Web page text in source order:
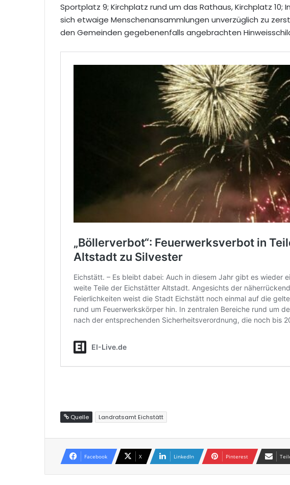
Sportplatz 9; Kirchplatz rund um das Rathaus, Kirchplatz
sich etwaige Menschenansammlungen unverzüglich zu
den Gemeinden gegebenenfalls angebrachten
Quelle Landratsamt Eichstätt
Facebook X LinkedIn Pinterest